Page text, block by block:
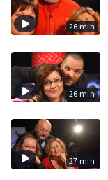
26 min
26 min
27 min